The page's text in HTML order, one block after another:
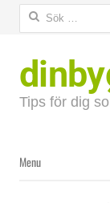
Sök
Tips för dig
Menu
Menu